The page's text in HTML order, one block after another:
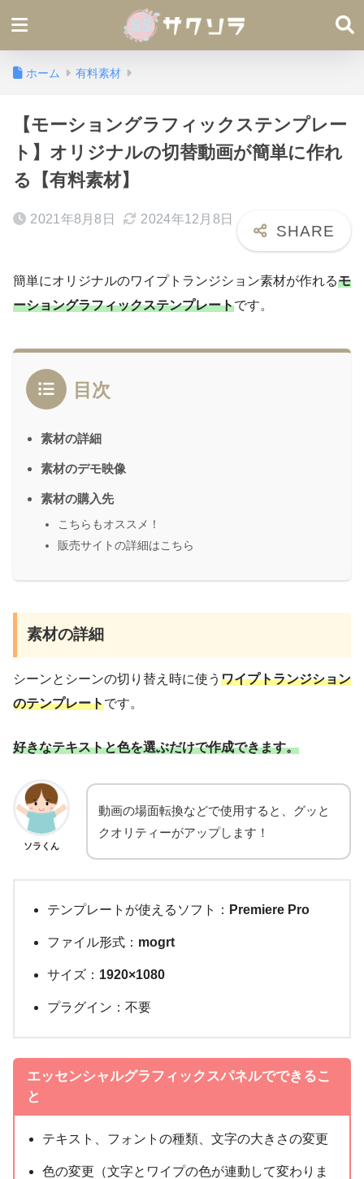
ホーム 有料素材
【モーショングラフィックステンプレー
ト】オリジナルの切替動画が簡単に作れ
る【有料素材】
2021年8月8日 2024年12月8日
簡単にオリジナルのワイプトランジション素材が作れるモ
ーショングラフィックステンプレートです。
目次
素材の詳細
素材のデモ映像
素材の購入先
こちらもオススメ！
販売サイトの詳細はこちら
素材の詳細
シーンとシーンの切り替え時に使う ワイプトランジション
のテンプレートです。
好きなテキストと色を選ぶだけで作成できます。
ソラくん
動画の場面転換などで使用すると、グッと
クオリティーがアップします！
テンプレートが使えるソフト： Premiere Pro
ファイル形式： mogrt
サイズ： 1920×1080
プラグイン：不要
エッセンシャルグラフィックスパネルでできるこ
と
テキスト、フォントの種類、文字の大きさの変更
色の変更（文字とワイプの色が連動して変わりま